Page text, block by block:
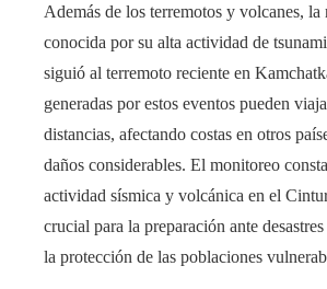
Además de los terremotos y volcanes, la
conocida por su alta actividad de
siguió al terremoto reciente en
generadas por estos eventos pueden
distancias, afectando costas en otros
daños considerables. El monitoreo
actividad sísmica y volcánica en el
crucial para la preparación ante
la protección de las poblaciones